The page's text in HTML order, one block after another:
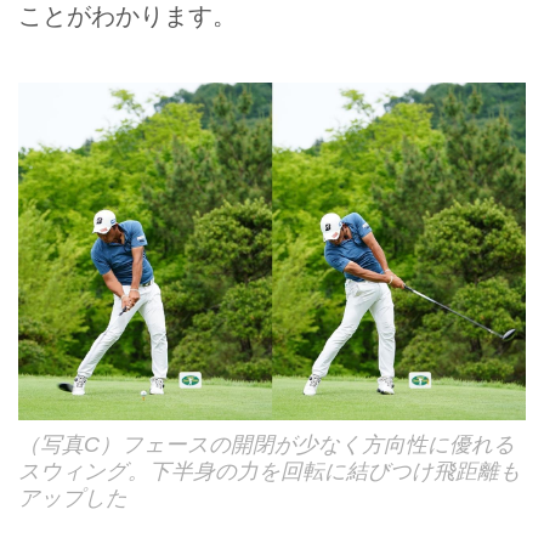
ことがわかります。
（写真C）フェースの開閉が少なく方向性に優れる
スウィング。下半身の力を回転に結びつけ飛距離も
アップした